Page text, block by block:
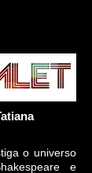
o universo
e